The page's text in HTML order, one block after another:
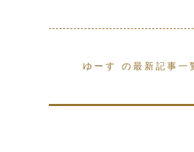
ゆーす の最新記事一